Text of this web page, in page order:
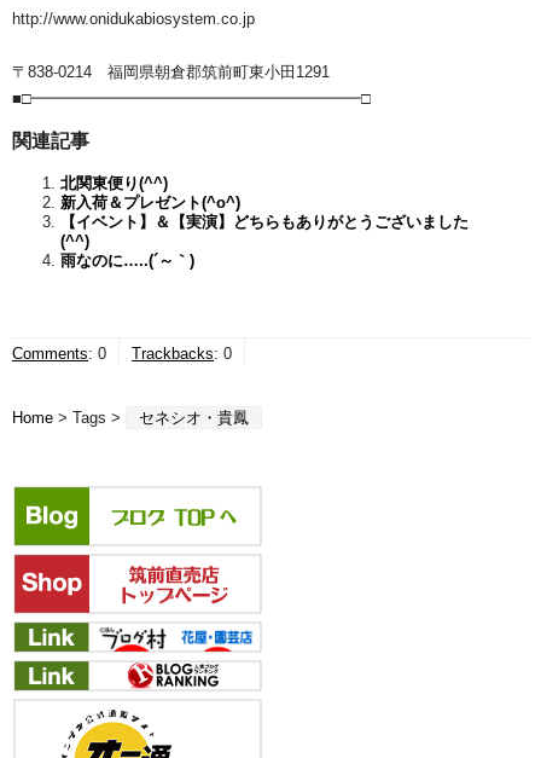
http://www.onidukabiosystem.co.jp
〒838-0214 福岡県朝倉郡筑前町東小田1291
■□━━━━━━━━━━━━━━━━━━━━━□
関連記事
北関東便り(^^)
新入荷＆プレゼント(^o^)
【イベント】＆【実演】どちらもありがとうございました
(^^)
雨なのに…..(´～｀)
Comments: 0 Trackbacks: 0
Home > Tags > セネシオ・貴鳳